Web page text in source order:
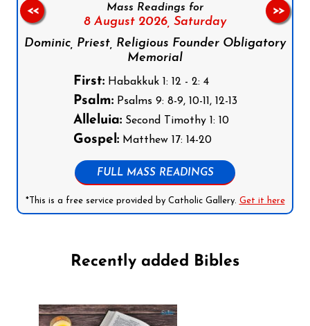
Mass Readings for
8 August 2026, Saturday
Dominic, Priest, Religious Founder Obligatory
Memorial
First:Habakkuk 1: 12 - 2: 4
Psalm:Psalms 9: 8-9, 10-11, 12-13
Alleluia:Second Timothy 1: 10
Gospel:Matthew 17: 14-20
FULL MASS READINGS
*This is a free service provided by Catholic Gallery. Get it here
<< >>
Recently added Bibles